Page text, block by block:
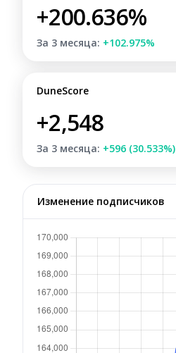
+200.636%
За 3 месяца: +102.975%
DuneScore
+2,548
За 3 месяца: +596 (30.533%)
Изменение подписчиков